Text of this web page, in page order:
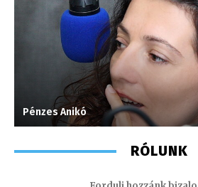
Pénzes Anikó
RÓLUNK